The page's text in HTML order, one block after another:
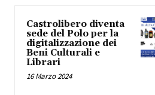
Castrolibero diventa
sede del Polo per la
digitalizzazione dei
Beni Culturali e
Librari
16 Marzo 2024